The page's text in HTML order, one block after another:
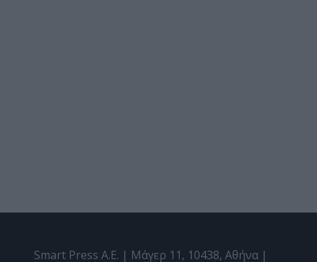
Smart Press A.E. | Μάγερ 11, 10438, Αθήνα |